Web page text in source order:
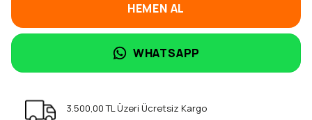
HEMEN AL
WHATSAPP
3.500,00 TL Üzeri Ücretsiz Kargo